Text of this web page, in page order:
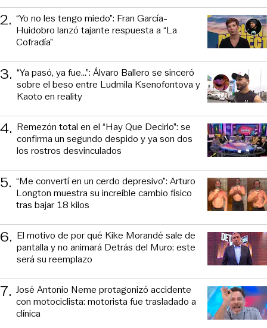
2. “Yo no les tengo miedo”: Fran García-
Huidobro lanzó tajante respuesta a “La
Cofradía”
3. “Ya pasó, ya fue...”: Álvaro Ballero se sinceró
sobre el beso entre Ludmila Ksenofontova y
Kaoto en reality
4. Remezón total en el “Hay Que Decirlo”: se
confirma un segundo despido y ya son dos
los rostros desvinculados
5. “Me convertí en un cerdo depresivo”: Arturo
Longton muestra su increíble cambio físico
tras bajar 18 kilos
6. El motivo de por qué Kike Morandé sale de
pantalla y no animará Detrás del Muro: este
será su reemplazo
7. José Antonio Neme protagonizó accidente
con motociclista: motorista fue trasladado a
clínica